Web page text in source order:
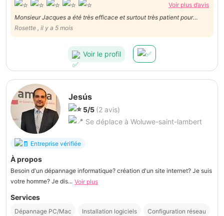
Voir plus d’avis
Monsieur Jacques a été très efficace et surtout très patient pour
résoudre le problème de mon vieil ordinateur et le travail a été très
bien réalisé. Merci pour tout !
Rosette , il y a 5 mois
Voir le profil
Jesús
5/5 (2 avis)
Se déplace à Woluwe-saint-lambert
Entreprise vérifiée
À propos
Besoin d'un dépannage informatique? création d'un site internet? Je suis
votre homme? Je dis... Voir plus
Services
Dépannage PC/Mac Installation logiciels Configuration réseau